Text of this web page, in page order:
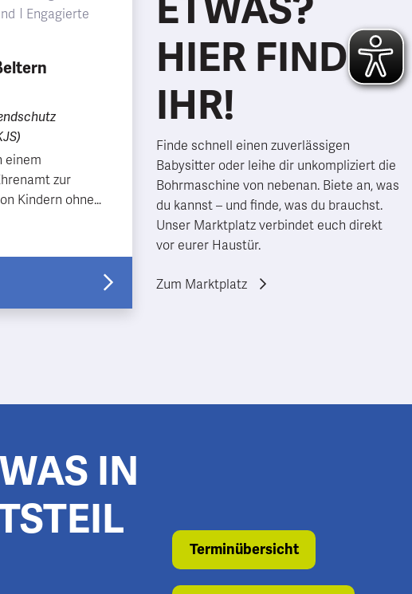
Engagierte
einem
zur
Kindern ohne
HIER FINDET
IHR!
Finde schnell einen zuverlässigen
Babysitter oder leihe dir unkompliziert die
Bohrmaschine von nebenan. Biete an, was
du kannst – und finde, was du brauchst.
Unser Marktplatz verbindet euch direkt
vor eurer Haustür.
Zum Marktplatz
IN
Terminübersicht